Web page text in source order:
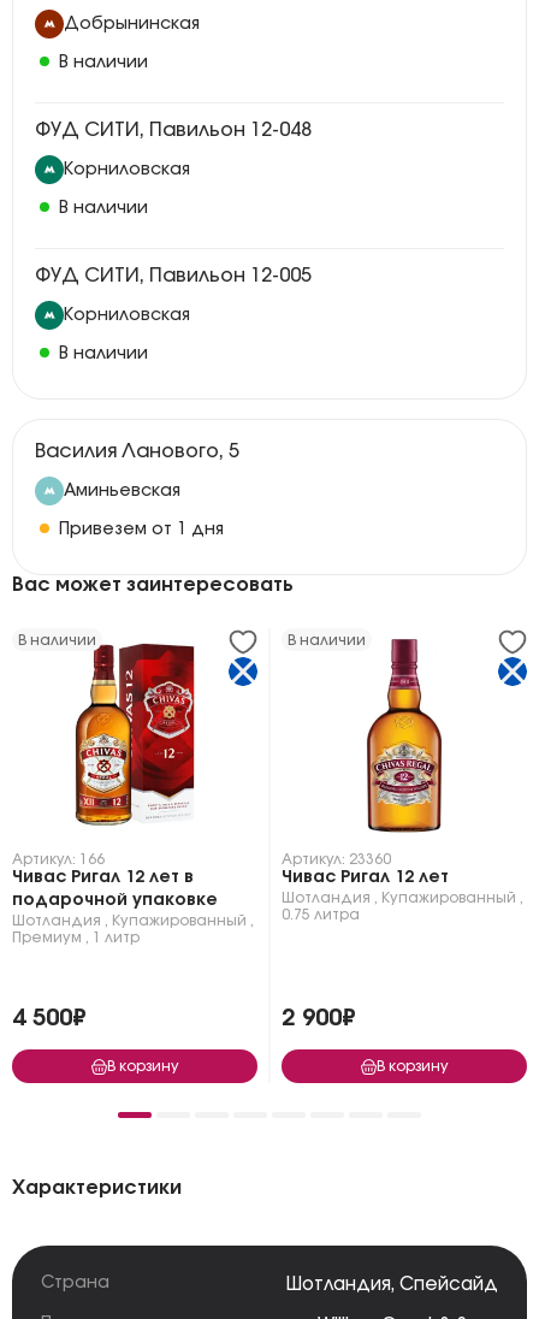
Добрынинская
В наличии
ФУД СИТИ, Павильон 12-048
Корниловская
В наличии
ФУД СИТИ, Павильон 12-005
Корниловская
В наличии
Василия Ланового, 5
Аминьевская
Привезем от 1 дня
Вас может заинтересовать
В наличии
Артикул: 166
Чивас Ригал 12 лет в
подарочной упаковке
Шотландия Купажированный
Премиум
1 литр
4 500₽
В корзину
В наличии
Артикул: 23360
Чивас Ригал 12 лет
Шотландия Купажированный
0.75 литра
2 900₽
В корзину
Характеристики
Страна Шотландия, Спейсайд